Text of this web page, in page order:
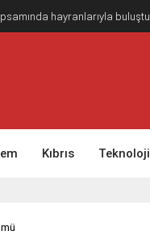
hayranlarıyla buluştu
Kıbrıs Teknoloji